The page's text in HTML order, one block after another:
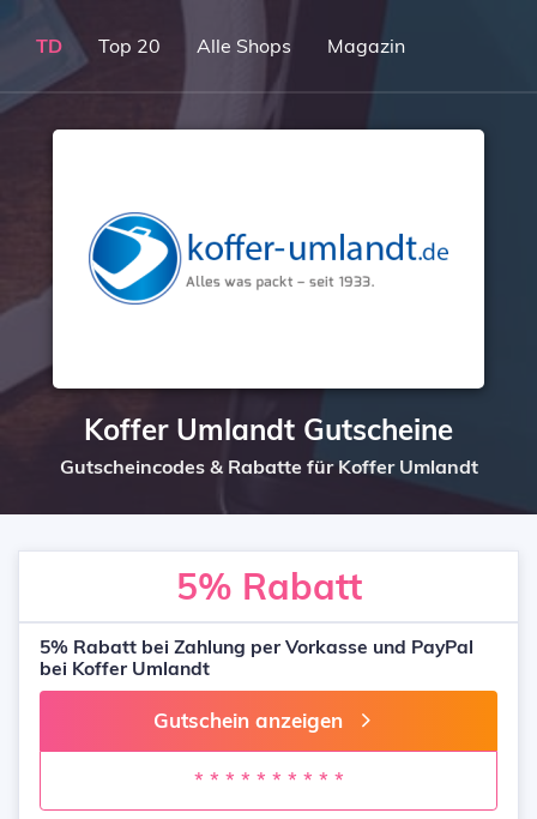
TD Top 20 Alle Shops Magazin
Koffer Umlandt Gutscheine
Gutscheincodes & Rabatte für Koffer Umlandt
5% Rabatt
5% Rabatt bei Zahlung per Vorkasse und PayPal
bei Koffer Umlandt
Gutschein anzeigen
* * * * * * * * * *